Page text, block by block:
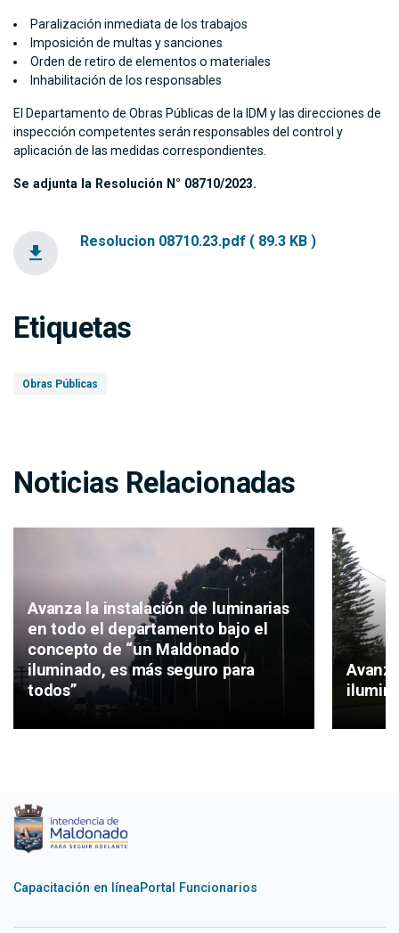
Paralización inmediata de los trabajos
Imposición de multas y sanciones
Orden de retiro de elementos o materiales
Inhabilitación de los responsables
El Departamento de Obras Públicas de la IDM y las direcciones de
inspección competentes serán responsables del control y
aplicación de las medidas correspondientes.
Se adjunta la Resolución N° 08710/2023.
file_download
Resolucion 08710.23.pdf ( 89.3 KB )
Etiquetas
Obras Públicas
Noticias Relacionadas
Avanza la instalación de luminarias
en todo el departamento bajo el
concepto de “un Maldonado
iluminado, es más seguro para
todos”
Capacitación en líneaPortal Funcionarios